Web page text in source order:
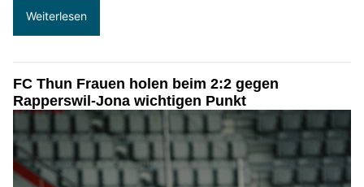
Weiterlesen
FC Thun Frauen holen beim 2:2 gegen
Rapperswil-Jona wichtigen Punkt